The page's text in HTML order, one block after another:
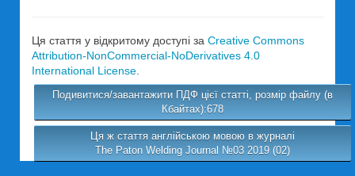
Ця стаття у відкритому доступі за Creative Commons
Attribution-NonCommercial-NoDerivatives 4.0
International License
Подивитися/завантажити ПДФ цієї статті, розмір файлу (в
Кбайтах):678
Ця ж стаття англійською мовою в журналі
The Paton Welding Journal №03 2019 (02)